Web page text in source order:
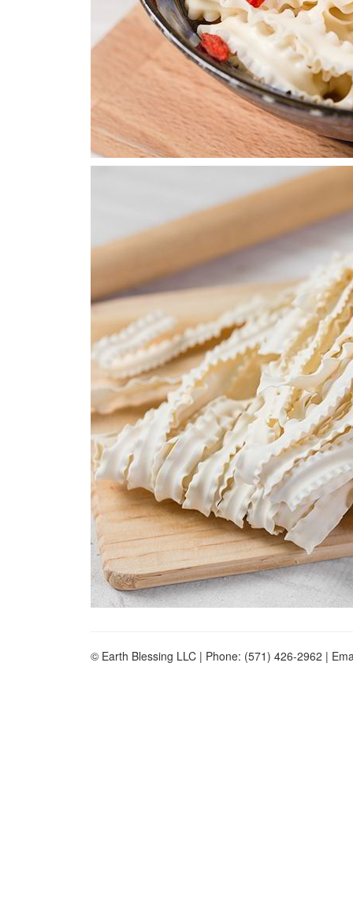
© Earth Blessing LLC | Phone: (571) 426-2962 |